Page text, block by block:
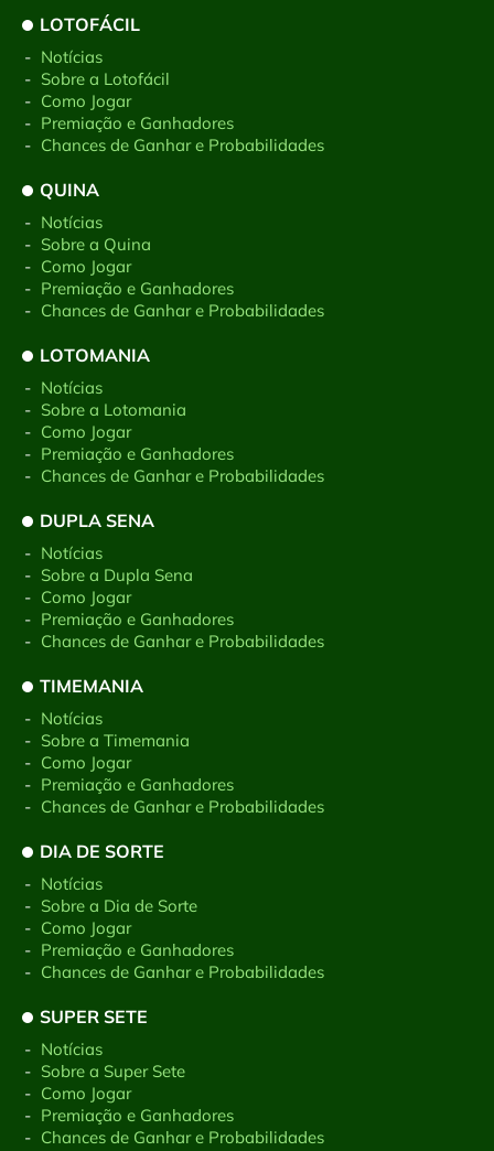
LOTOFÁCIL
- Notícias
- Sobre a Lotofácil
- Como Jogar
- Premiação e Ganhadores
- Chances de Ganhar e Probabilidades
QUINA
- Notícias
- Sobre a Quina
- Como Jogar
- Premiação e Ganhadores
- Chances de Ganhar e Probabilidades
LOTOMANIA
- Notícias
- Sobre a Lotomania
- Como Jogar
- Premiação e Ganhadores
- Chances de Ganhar e Probabilidades
DUPLA SENA
- Notícias
- Sobre a Dupla Sena
- Como Jogar
- Premiação e Ganhadores
- Chances de Ganhar e Probabilidades
TIMEMANIA
- Notícias
- Sobre a Timemania
- Como Jogar
- Premiação e Ganhadores
- Chances de Ganhar e Probabilidades
DIA DE SORTE
- Notícias
- Sobre a Dia de Sorte
- Como Jogar
- Premiação e Ganhadores
- Chances de Ganhar e Probabilidades
SUPER SETE
- Notícias
- Sobre a Super Sete
- Como Jogar
- Premiação e Ganhadores
- Chances de Ganhar e Probabilidades